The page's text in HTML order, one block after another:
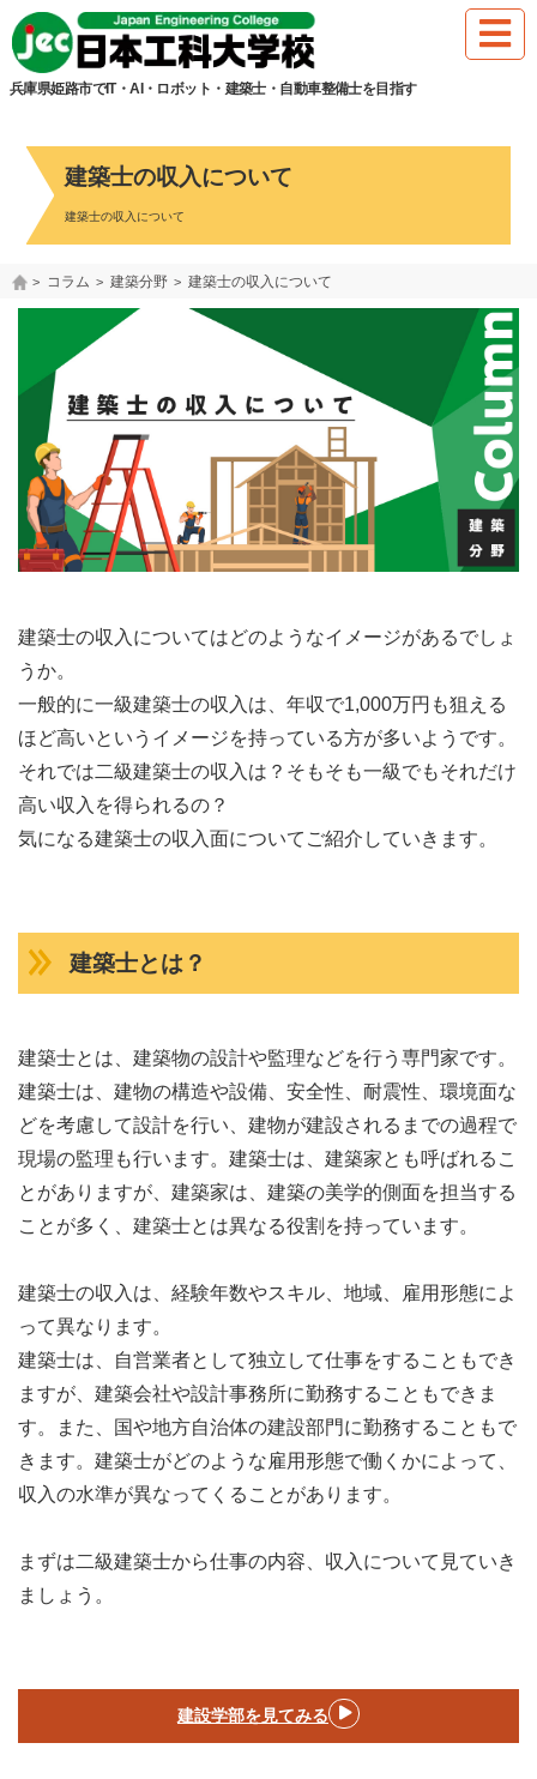
兵庫県姫路市でIT・AI・ロボット・建築士・自動車整備士を目指す
建築士の収入について
建築士の収入について
コラム 建築分野 建築士の収入について
建築士の収入についてはどのようなイメージがあるでしょ
うか。
一般的に一級建築士の収入は、年収で1,000万円も狙える
ほど高いというイメージを持っている方が多いようです。
それでは二級建築士の収入は？そもそも一級でもそれだけ
高い収入を得られるの？
気になる建築士の収入面についてご紹介していきます。
建築士とは？
建築士とは、建築物の設計や監理などを行う専門家です。
建築士は、建物の構造や設備、安全性、耐震性、環境面な
どを考慮して設計を行い、建物が建設されるまでの過程で
現場の監理も行います。建築士は、建築家とも呼ばれるこ
とがありますが、建築家は、建築の美学的側面を担当する
ことが多く、建築士とは異なる役割を持っています。
建築士の収入は、経験年数やスキル、地域、雇用形態によ
って異なります。
建築士は、自営業者として独立して仕事をすることもでき
ますが、建築会社や設計事務所に勤務することもできま
す。また、国や地方自治体の建設部門に勤務することもで
きます。建築士がどのような雇用形態で働くかによって、
収入の水準が異なってくることがあります。
まずは二級建築士から仕事の内容、収入について見ていき
ましょう。
建設学部を見てみる